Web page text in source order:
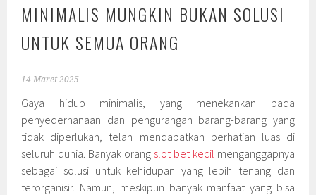
MINIMALIS MUNGKIN BUKAN SOLUSI
UNTUK SEMUA ORANG
14 Maret 2025
Gaya hidup minimalis, yang menekankan pada
penyederhanaan dan pengurangan barang-barang yang
tidak diperlukan, telah mendapatkan perhatian luas di
seluruh dunia. Banyak orang slot bet kecil menganggapnya
sebagai solusi untuk kehidupan yang lebih tenang dan
terorganisir. Namun, meskipun banyak manfaat yang bisa